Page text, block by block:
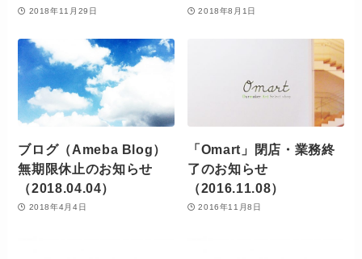
2018年11月29日 2018年8月1日
ブログ（Ameba Blog）
無期限休止のお知らせ
（2018.04.04）
2018年4月4日
「Omart」閉店・業務終
了のお知らせ
（2016.11.08）
2016年11月8日